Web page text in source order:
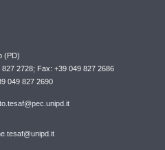
(PD)
2728; Fax: +39 049 827 2686
049 827 2690